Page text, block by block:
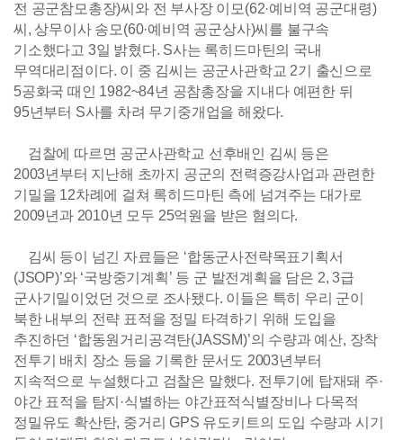
전 공군참모총장)씨와 전 부사장 이모(62·예비역 공군대령)
씨, 상무이사 송모(60·예비역 공군상사)씨를 불구속
기소했다고 3일 밝혔다. S사는 록히드마틴의 국내
무역대리점이다. 이 중 김씨는 공군사관학교 2기 출신으로
5공화국 때인 1982~84년 공참총장을 지내다 예편한 뒤
95년부터 S사를 차려 무기중개업을 해왔다.
검찰에 따르면 공군사관학교 선후배인 김씨 등은
2003년부터 지난해 초까지 공군의 전력증강사업과 관련한
기밀을 12차례에 걸쳐 록히드마틴 측에 넘겨주는 대가로
2009년과 2010년 모두 25억원을 받은 혐의다.
김씨 등이 넘긴 자료들은 ‘합동군사전략목표기획서
(JSOP)’와 ‘국방중기계획’ 등 군 발전계획을 담은 2, 3급
군사기밀이었던 것으로 조사됐다. 이들은 특히 우리 군이
북한 내부의 전략 표적을 정밀 타격하기 위해 도입을
추진하던 ‘합동원거리공격탄(JASSM)’의 수량과 예산, 장착
전투기 배치 장소 등을 기록한 문서도 2003년부터
지속적으로 누설했다고 검찰은 말했다. 전투기에 탑재돼 주·
야간 표적을 탐지·식별하는 야간표적식별장비나 다목적
정밀유도 확산탄, 중거리 GPS 유도키트의 도입 수량과 시기